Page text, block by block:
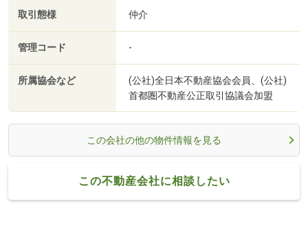
取引態様 仲介
管理コード -
所属協会など
(公社)全日本不動産協会会員、(公社)
首都圏不動産公正取引協議会加盟
この会社の他の物件情報を見る
この不動産会社に相談したい